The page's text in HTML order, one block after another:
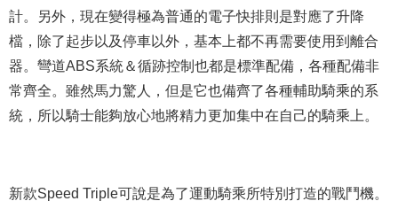
計。另外，現在變得極為普通的電子快排則是對應了升降
檔，除了起步以及停車以外，基本上都不再需要使用到離合
器。彎道ABS系統＆循跡控制也都是標準配備，各種配備非
常齊全。雖然馬力驚人，但是它也備齊了各種輔助騎乘的系
統，所以騎士能夠放心地將精力更加集中在自己的騎乘上。
新款Speed Triple可說是為了運動騎乘所特別打造的戰鬥機。